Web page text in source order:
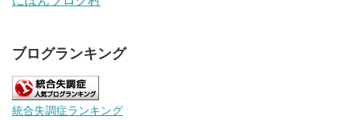
ブログランキング
統合失調症ランキング